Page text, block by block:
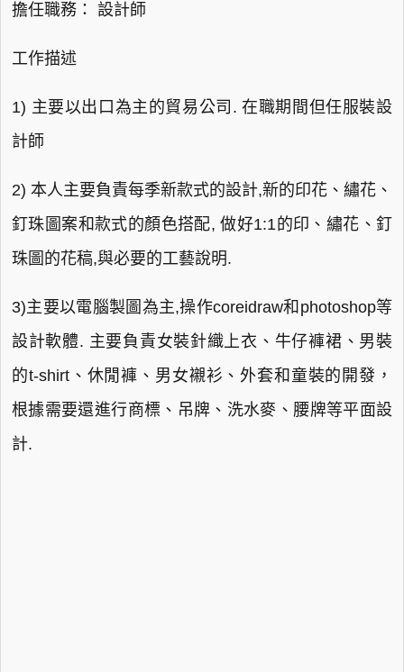
擔任職務： 設計師
工作描述
1) 主要以出口為主的貿易公司. 在職期間但任服裝設
計師
2) 本人主要負責每季新款式的設計,新的印花、繡花、
釘珠圖案和款式的顏色搭配, 做好1:1的印、繡花、釘
珠圖的花稿,與必要的工藝說明.
3)主要以電腦製圖為主,操作coreidraw和photoshop等
設計軟體. 主要負責女裝針織上衣、牛仔褲裙、男裝
的t-shirt、休閒褲、男女襯衫、外套和童裝的開發，
根據需要還進行商標、吊牌、洗水麥、腰牌等平面設
計.